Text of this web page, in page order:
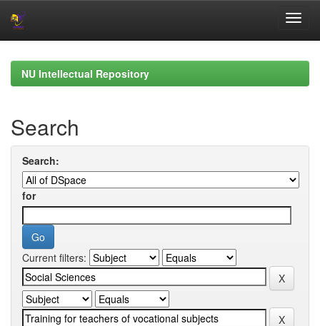
navigationNU Intellectual Repository
Search
Search:
for
Current filters: